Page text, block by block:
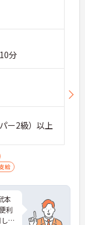
分
ー2級）以上
給
本
利
や